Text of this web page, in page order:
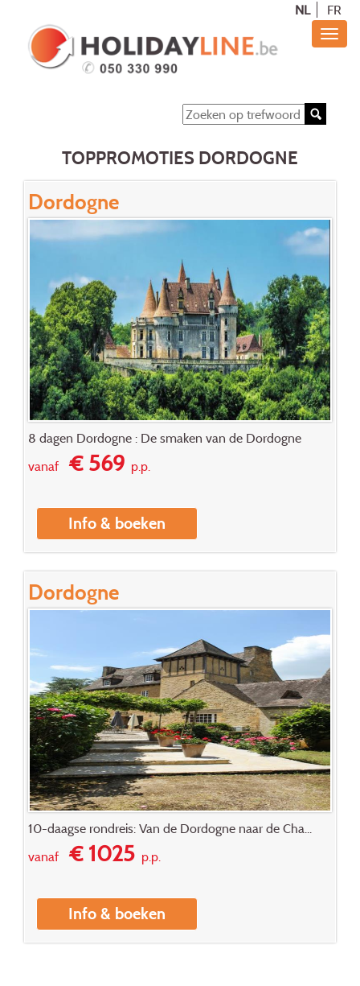
NL FR
TOPPROMOTIES DORDOGNE
Dordogne
8 dagen Dordogne : De smaken van de Dordogne
vanaf€ 569p.p.
Info & boeken
Dordogne
10-daagse rondreis: Van de Dordogne naar de Cha...
vanaf€ 1025p.p.
Info & boeken